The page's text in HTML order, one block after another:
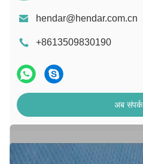
hendar@hendar.com.cn
+8613509830190
अब